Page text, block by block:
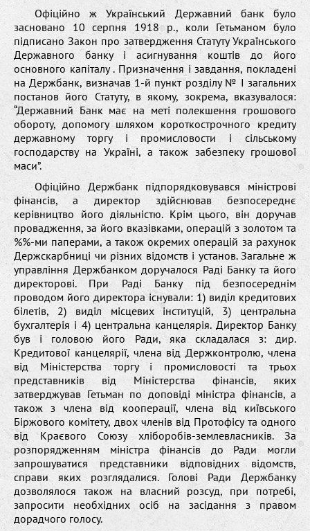
Офіційно ж Український Державний банк було
засновано 10 серпня 1918 р., коли Гетьманом було
підписано Закон про затвердження Статуту Українського
Державного банку і асигнування коштів до його
основного капіталу . Призначення і завдання, покладені
на Держбанк, визначав 1-й пункт розділу № І загальних
постанов його Статуту, в якому, зокрема, вказувалося:
“Державний Банк має на меті полекшення грошового
обороту, допомогу шляхом короткострочного кредиту
державному торгу і промисловости і сільському
господарству на Україні, а також забезпеку грошової
маси”.
Офіційно Держбанк підпорядковувався міністрові
фінансів, а директор здійснював безпосереднє
керівництво його діяльністю. Крім цього, він доручав
провадження, за його вказівками, операцій з золотом та
%%-ми паперами, а також окремих операцій за рахунок
Держскарбниці чи різних відомств і установ. Загальне ж
управління Держбанком доручалося Раді Банку та його
директорові. При Раді Банку під безпосереднім
проводом його директора існували: 1) виділ кредитових
білетів, 2) виділ місцевих інституцій, 3) центральна
бухгалтерія і 4) центральна канцелярія. Директор Банку
був і головою його Ради, яка складалася з: дир.
Кредитової канцелярії, члена від Держконтролю, члена
від Міністерства торгу і промисловості та трьох
представників від Міністерства фінансів, яких
затверджував Гетьман по доповіді міністра фінансів, а
також з члена від кооперації, члена від київського
Біржового комітету, двох членів від Протофісу та одного
від Краєвого Союзу хліборобів-землевласників. За
розпорядженням міністра фінансів до Ради могли
запрошуватися представники відповідних відомств,
справи яких розглядалися. Голові Ради Держбанку
дозволялося також на власний розсуд, при потребі,
запросити необхідних осіб на засідання з правом
дорадчого голосу.